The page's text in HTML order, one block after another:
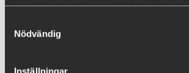
Nödvändig
Inställningar